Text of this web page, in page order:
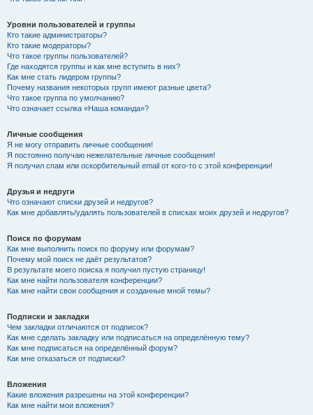
Уровни пользователей и группы
Кто такие администраторы?
Кто такие модераторы?
Что такое группы пользователей?
Где находятся группы и как мне вступить в них?
Как мне стать лидером группы?
Почему названия некоторых групп имеют разные цвета?
Что такое группа по умолчанию?
Что означает ссылка «Наша команда»?
Личные сообщения
Я не могу отправить личные сообщения!
Я постоянно получаю нежелательные личные сообщения!
Я получил спам или оскорбительный email от кого-то с этой конференции!
Друзья и недруги
Что означают списки друзей и недругов?
Как мне добавлять/удалять пользователей в списках моих друзей и недругов?
Поиск по форумам
Как мне выполнить поиск по форуму или форумам?
Почему мой поиск не даёт результатов?
В результате моего поиска я получил пустую страницу!
Как мне найти пользователя конференции?
Как мне найти свои сообщения и созданные мной темы?
Подписки и закладки
Чем закладки отличаются от подписок?
Как мне сделать закладку или подписаться на определённую тему?
Как мне подписаться на определённый форум?
Как мне отказаться от подписки?
Вложения
Какие вложения разрешены на этой конференции?
Как мне найти мои вложения?